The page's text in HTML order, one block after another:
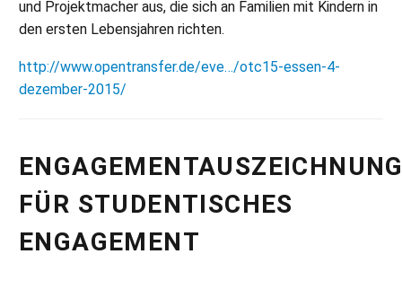
und Projektmacher aus, die sich an Familien mit Kindern in
den ersten Lebensjahren richten.
http://www.opentransfer.de/eve…/otc15-essen-4-
dezember-2015/
FÜR STUDENTISCHES
ENGAGEMENT